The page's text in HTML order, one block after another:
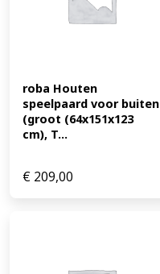
roba Houten
speelpaard voor buiten
(groot (64x151x123
cm), T...
€ 209,00